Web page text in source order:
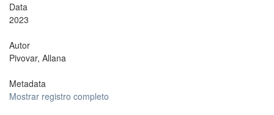
Data
2023
Autor
Pivovar, Allana
Metadata
Mostrar registro completo